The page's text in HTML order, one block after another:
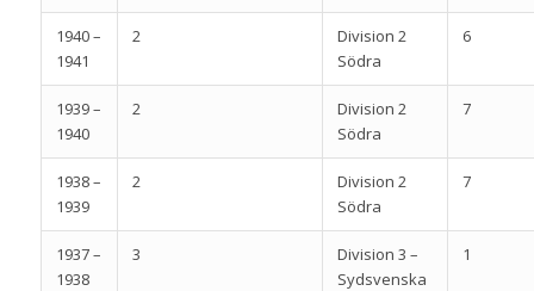
1940 –
1941
2
Division 2
Södra
6
1939 –
1940
2
Division 2
Södra
7
1938 –
1939
2
Division 2
Södra
7
1937 –
1938
3
Division 3 –
Sydsvenska
1